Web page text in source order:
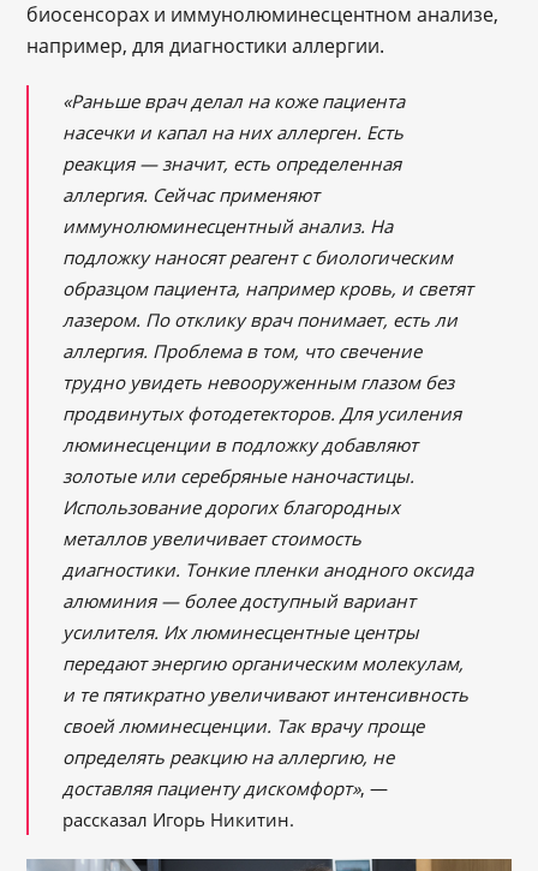
биосенсорах и иммунолюминесцентном анализе,
например, для диагностики аллергии.
«Раньше врач делал на коже пациента
насечки и капал на них аллерген. Есть
реакция — значит, есть определенная
аллергия. Сейчас применяют
иммунолюминесцентный анализ. На
подложку наносят реагент с биологическим
образцом пациента, например кровь, и светят
лазером. По отклику врач понимает, есть ли
аллергия. Проблема в том, что свечение
трудно увидеть невооруженным глазом без
продвинутых фотодетекторов. Для усиления
люминесценции в подложку добавляют
золотые или серебряные наночастицы.
Использование дорогих благородных
металлов увеличивает стоимость
диагностики. Тонкие пленки анодного оксида
алюминия — более доступный вариант
усилителя. Их люминесцентные центры
передают энергию органическим молекулам,
и те пятикратно увеличивают интенсивность
своей люминесценции. Так врачу проще
определять реакцию на аллергию, не
доставляя пациенту дискомфорт», —
рассказал Игорь Никитин.